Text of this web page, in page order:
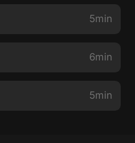
5min
6min
5min